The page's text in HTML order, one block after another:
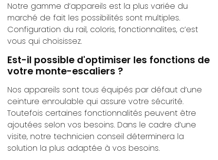
Notre gamme d’appareils est la plus variée du
marché de fait les possibilités sont multiples.
Configuration du rail, coloris, fonctionnalites, c’est
vous qui choisissez.
Est-il possible d'optimiser les fonctions de
votre monte-escaliers ?
Nos appareils sont tous équipés par défaut d’une
ceinture enroulable qui assure votre sécurité.
Toutefois certaines fonctionnalités peuvent être
ajoutées selon vos besoins. Dans le cadre d’une
visite, notre technicien conseil déterminera la
solution la plus adaptée à vos besoins.